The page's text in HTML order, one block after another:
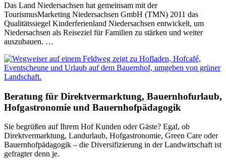
Das Land Niedersachsen hat gemeinsam mit der
TourismusMarketing Niedersachsen GmbH (TMN) 2011 das
Qualitätssiegel Kinderferienland Niedersachsen entwickelt, um
Niedersachsen als Reiseziel für Familien zu stärken und weiter
auszubauen. …
Beratung für Direktvermarktung, Bauernhofurlaub,
Hofgastronomie und Bauernhofpädagogik
Sie begrüßen auf Ihrem Hof Kunden oder Gäste? Egal, ob
Direktvermarktung, Landurlaub, Hofgastronomie, Green Care oder
Bauernhofpädagogik – die Diversifizierung in der Landwirtschaft ist
gefragter denn je.